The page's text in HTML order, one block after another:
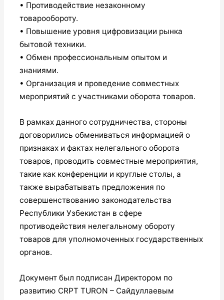
• Противодействие незаконному
товарообороту.
• Повышение уровня цифровизации рынка
бытовой техники.
• Обмен профессиональным опытом и
знаниями.
• Организация и проведение совместных
мероприятий с участниками оборота товаров.
В рамках данного сотрудничества, стороны
договорились обмениваться информацией о
признаках и фактах нелегального оборота
товаров, проводить совместные мероприятия,
такие как конференции и круглые столы, а
также вырабатывать предложения по
совершенствованию законодательства
Республики Узбекистан в сфере
противодействия нелегальному обороту
товаров для уполномоченных государственных
органов.
Документ был подписан Директором по
развитию CRPT TURON – Сайдуллаевым